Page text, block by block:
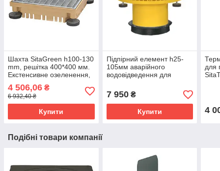
Шахта SitaGreen h100-130
mm, решітка 400*400 мм.
Екстенсивне озеленення,
зелена покрівля planter
geo
4 506,06 ₴
6 932,40 ₴
Купити
Підпірний елемент h25-
105мм аварійного
водовідведення для
SitaMore
7 950₴
Купити
для
4
Подібні товари компанії